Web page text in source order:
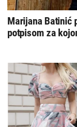
Marijana Batinić
potpisom za